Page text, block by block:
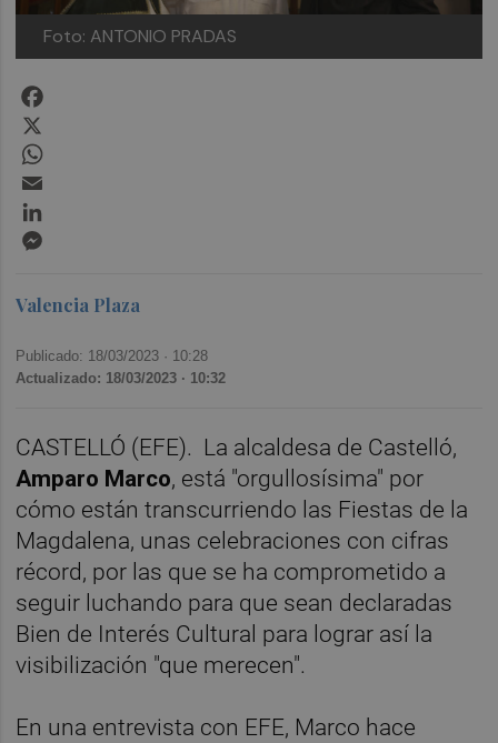
Foto: ANTONIO PRADAS
Valencia Plaza
Publicado: 18/03/2023 · 10:28
Actualizado: 18/03/2023 · 10:32
CASTELLÓ (EFE). La alcaldesa de Castelló,
Amparo Marco, está "orgullosísima" por
cómo están transcurriendo las Fiestas de la
Magdalena, unas celebraciones con cifras
récord, por las que se ha comprometido a
seguir luchando para que sean declaradas
Bien de Interés Cultural para lograr así la
visibilización "que merecen".
En una entrevista con EFE, Marco hace